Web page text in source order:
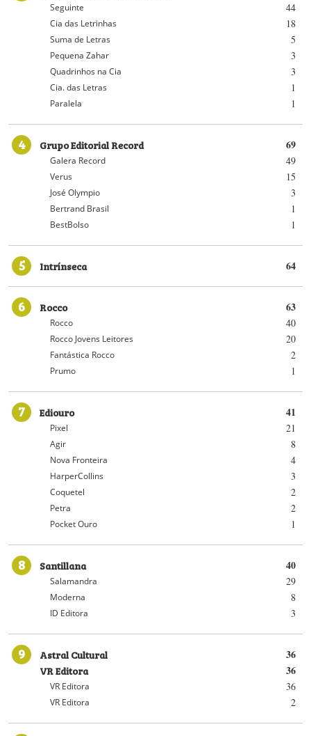
44
Seguinte
18
Cia das Letrinhas
5
Suma de Letras
3
Pequena Zahar
3
Quadrinhos na Cia
1
Cia. das Letras
1
Paralela
4 69
Grupo Editorial Record
49
Galera Record
15
Verus
3
José Olympio
1
Bertrand Brasil
1
BestBolso
5 64
Intrínseca
6 63
Rocco
40
Rocco
20
Rocco Jovens Leitores
2
Fantástica Rocco
1
Prumo
7 41
Ediouro
21
Pixel
8
Agir
4
Nova Fronteira
3
HarperCollins
2
Coquetel
2
Petra
1
Pocket Ouro
8 40
Santillana
29
Salamandra
8
Moderna
3
ID Editora
9 36
Astral Cultural
36
VR Editora
36
VR Editora
2
VR Editora